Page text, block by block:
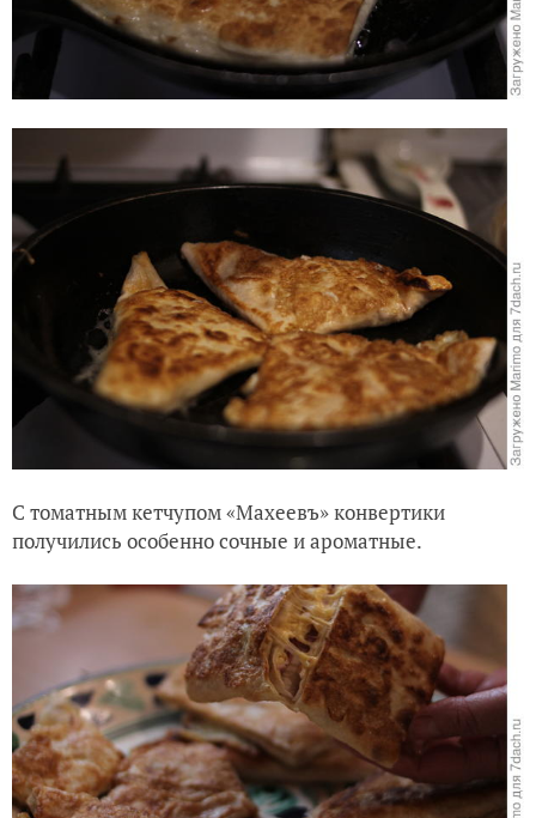
С томатным кетчупом «Махеевъ» конвертики
получились особенно сочные и ароматные.